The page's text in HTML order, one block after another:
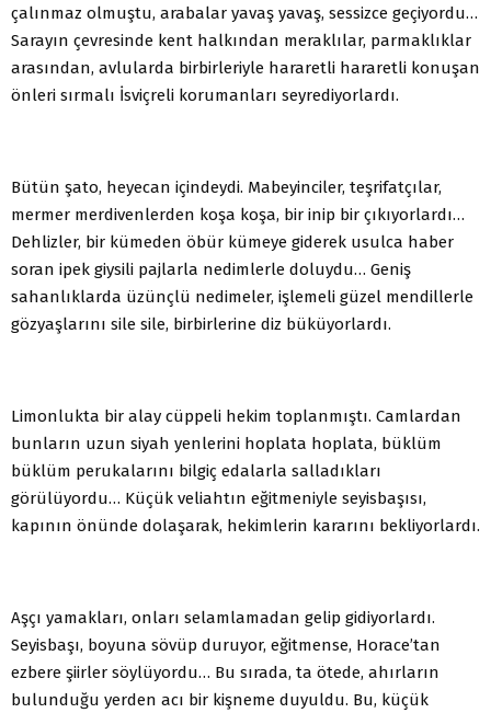
çalınmaz olmuştu, arabalar yavaş yavaş, sessizce geçiyordu…
Sarayın çevresinde kent halkından meraklılar, parmaklıklar
arasından, avlularda birbirleriyle hararetli hararetli konuşan
önleri sırmalı İsviçreli korumanları seyrediyorlardı.
Bütün şato, heyecan içindeydi. Mabeyinciler, teşrifatçılar,
mermer merdivenlerden koşa koşa, bir inip bir çıkıyorlardı…
Dehlizler, bir kümeden öbür kümeye giderek usulca haber
soran ipek giysili pajlarla nedimlerle doluydu… Geniş
sahanlıklarda üzünçlü nedimeler, işlemeli güzel mendillerle
gözyaşlarını sile sile, birbirlerine diz büküyorlardı.
Limonlukta bir alay cüppeli hekim toplanmıştı. Camlardan
bunların uzun siyah yenlerini hoplata hoplata, büklüm
büklüm perukalarını bilgiç edalarla salladıkları
görülüyordu… Küçük veliahtın eğitmeniyle seyisbaşısı,
kapının önünde dolaşarak, hekimlerin kararını bekliyorlardı.
Aşçı yamakları, onları selamlamadan gelip gidiyorlardı.
Seyisbaşı, boyuna sövüp duruyor, eğitmense, Horace’tan
ezbere şiirler söylüyordu… Bu sırada, ta ötede, ahırların
bulunduğu yerden acı bir kişneme duyuldu. Bu, küçük